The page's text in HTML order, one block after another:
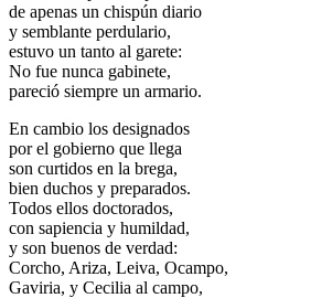
de apenas un chispún diario
y semblante perdulario,
estuvo un tanto al garete:
No fue nunca gabinete,
pareció siempre un armario.
En cambio los designados
por el gobierno que llega
son curtidos en la brega,
bien duchos y preparados.
Todos ellos doctorados,
con sapiencia y humildad,
y son buenos de verdad:
Corcho, Ariza, Leiva, Ocampo,
Gaviria, y Cecilia al campo,